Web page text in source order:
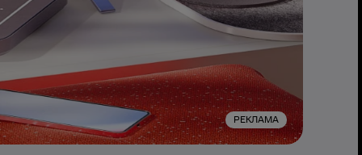
РЕКЛАМА